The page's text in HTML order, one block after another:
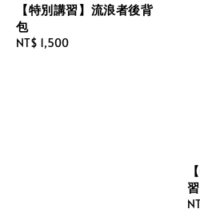
【特別講習】流浪者後背
包
Regular
NT$ 1,500